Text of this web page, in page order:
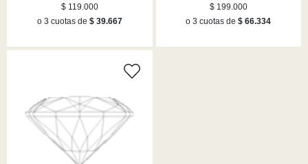
tono oro rosa
$ 119.000
o 3 cuotas de $ 39.667
rodio
$ 199.000
o 3 cuotas de$ 66.334